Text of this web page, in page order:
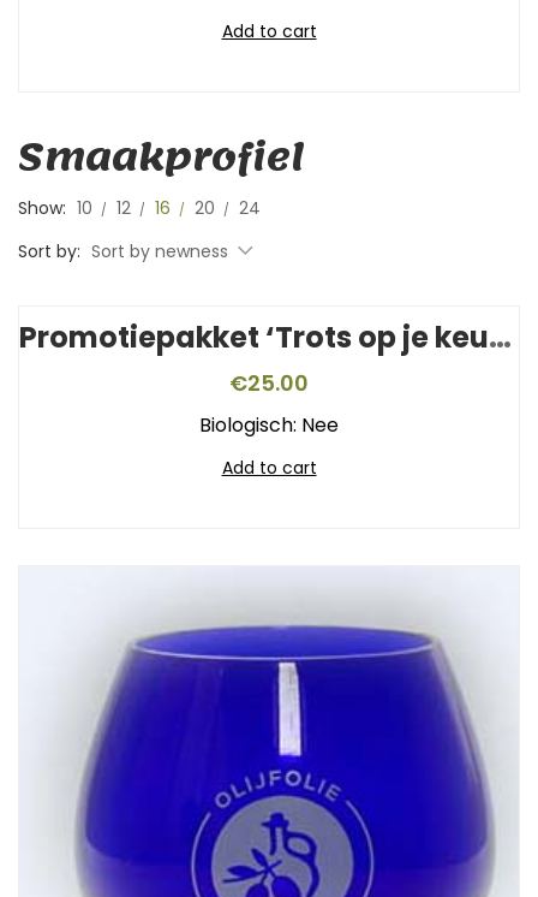
Add to cart
Smaakprofiel
Show: 10 12 16 20
24
Sort by: Sort by newness
Promotiepakket ‘Trots op je keurmerk’
€25.00
Biologisch: Nee
Add to cart